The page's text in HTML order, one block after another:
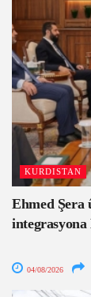
KURDISTAN
Ehmed Şera
integrasyona
04/08/2026